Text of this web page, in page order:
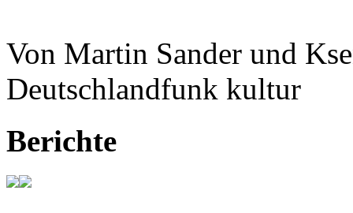
Von Martin Sander und
Deutschlandfunk kultur
Berichte